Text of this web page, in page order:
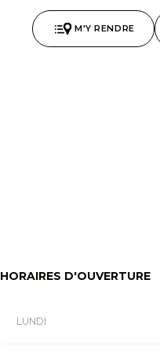
M'Y RENDRE
HORAIRES D'OUVERTURE
LUNDI